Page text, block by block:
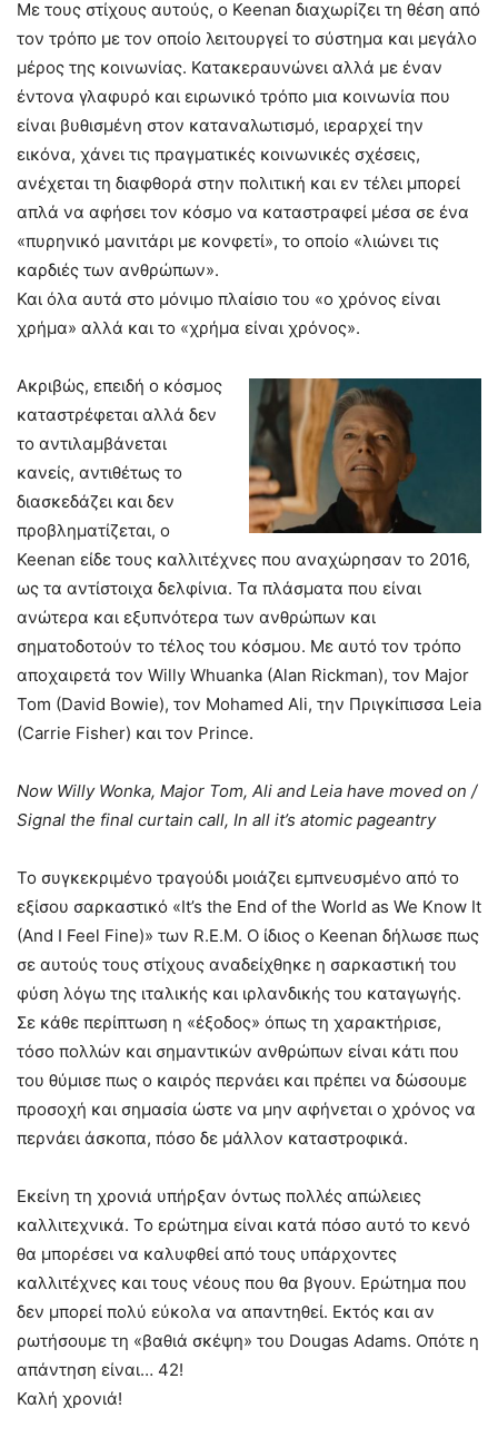
Με τους στίχους αυτούς, ο Keenan διαχωρίζει τη θέση από
τον τρόπο με τον οποίο λειτουργεί το σύστημα και μεγάλο
μέρος της κοινωνίας. Κατακεραυνώνει αλλά με έναν
έντονα γλαφυρό και ειρωνικό τρόπο μια κοινωνία που
είναι βυθισμένη στον καταναλωτισμό, ιεραρχεί την
εικόνα, χάνει τις πραγματικές κοινωνικές σχέσεις,
ανέχεται τη διαφθορά στην πολιτική και εν τέλει μπορεί
απλά να αφήσει τον κόσμο να καταστραφεί μέσα σε ένα
«πυρηνικό μανιτάρι με κονφετί», το οποίο «λιώνει τις
καρδιές των ανθρώπων».
Και όλα αυτά στο μόνιμο πλαίσιο του «ο χρόνος είναι
χρήμα» αλλά και το «χρήμα είναι χρόνος».
Ακριβώς, επειδή ο κόσμος
καταστρέφεται αλλά δεν
το αντιλαμβάνεται
κανείς, αντιθέτως το
διασκεδάζει και δεν
προβληματίζεται, ο
Keenan είδε τους καλλιτέχνες που αναχώρησαν το 2016,
ως τα αντίστοιχα δελφίνια. Τα πλάσματα που είναι
ανώτερα και εξυπνότερα των ανθρώπων και
σηματοδοτούν το τέλος του κόσμου. Με αυτό τον τρόπο
αποχαιρετά τον Willy Whuanka (Alan Rickman), τον Major
Tom (David Bowie), τον Mohamed Ali, την Πριγκίπισσα Leia
(Carrie Fisher) και τον Prince.
Now Willy Wonka, Major Tom, Ali and Leia have moved on /
Signal the final curtain call, In all it’s atomic pageantry
Το συγκεκριμένο τραγούδι μοιάζει εμπνευσμένο από το
εξίσου σαρκαστικό «It’s the End of the World as We Know It
(And I Feel Fine)» των R.E.M. Ο ίδιος ο Keenan δήλωσε πως
σε αυτούς τους στίχους αναδείχθηκε η σαρκαστική του
φύση λόγω της ιταλικής και ιρλανδικής του καταγωγής.
Σε κάθε περίπτωση η «έξοδος» όπως τη χαρακτήρισε,
τόσο πολλών και σημαντικών ανθρώπων είναι κάτι που
του θύμισε πως ο καιρός περνάει και πρέπει να δώσουμε
προσοχή και σημασία ώστε να μην αφήνεται ο χρόνος να
περνάει άσκοπα, πόσο δε μάλλον καταστροφικά.
Εκείνη τη χρονιά υπήρξαν όντως πολλές απώλειες
καλλιτεχνικά. Το ερώτημα είναι κατά πόσο αυτό το κενό
θα μπορέσει να καλυφθεί από τους υπάρχοντες
καλλιτέχνες και τους νέους που θα βγουν. Ερώτημα που
δεν μπορεί πολύ εύκολα να απαντηθεί. Εκτός και αν
ρωτήσουμε τη «βαθιά σκέψη» του Dougas Adams. Οπότε η
απάντηση είναι… 42!
Καλή χρονιά!